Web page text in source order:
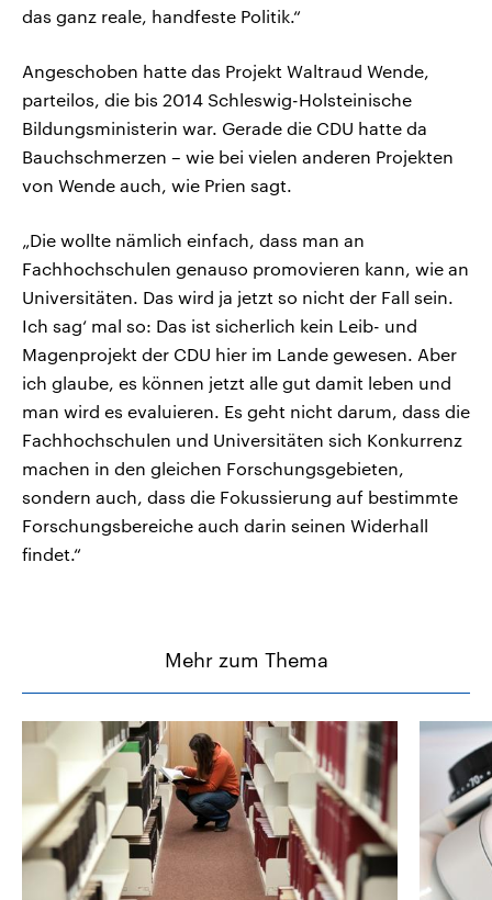
das ganz reale, handfeste Politik.“
Angeschoben hatte das Projekt Waltraud Wende,
parteilos, die bis 2014 Schleswig-Holsteinische
Bildungsministerin war. Gerade die CDU hatte da
Bauchschmerzen – wie bei vielen anderen Projekten
von Wende auch, wie Prien sagt.
„Die wollte nämlich einfach, dass man an
Fachhochschulen genauso promovieren kann, wie an
Universitäten. Das wird ja jetzt so nicht der Fall sein.
Ich sag‘ mal so: Das ist sicherlich kein Leib- und
Magenprojekt der CDU hier im Lande gewesen. Aber
ich glaube, es können jetzt alle gut damit leben und
man wird es evaluieren. Es geht nicht darum, dass die
Fachhochschulen und Universitäten sich Konkurrenz
machen in den gleichen Forschungsgebieten,
sondern auch, dass die Fokussierung auf bestimmte
Forschungsbereiche auch darin seinen Widerhall
findet.“
Mehr zum Thema